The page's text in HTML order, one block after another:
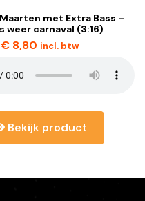
met Extra Bass –
weer carnaval (3:16)
€8,80 incl. btw
Bekijk product